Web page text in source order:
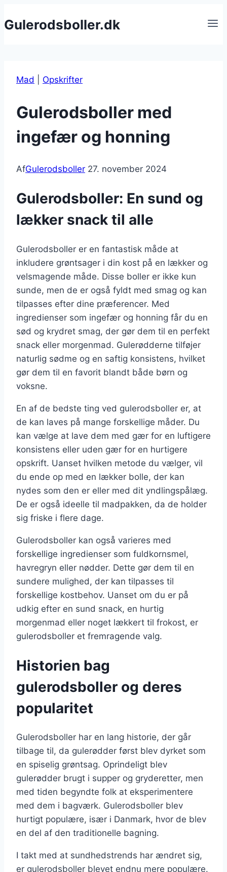
til
Gulerodsboller.dk
Mad Opskrifter
Gulerodsboller med
ingefær og honning
AfGulerodsboller 27. november 2024
Gulerodsboller: En sund og
lækker snack til alle
Gulerodsboller er en fantastisk måde at
inkludere grøntsager i din kost på en lækker og
velsmagende måde. Disse boller er ikke kun
sunde, men de er også fyldt med smag og kan
tilpasses efter dine præferencer. Med
ingredienser som ingefær og honning får du en
sød og krydret smag, der gør dem til en perfekt
snack eller morgenmad. Gulerødderne tilføjer
naturlig sødme og en saftig konsistens, hvilket
gør dem til en favorit blandt både børn og
voksne.
En af de bedste ting ved gulerodsboller er, at
de kan laves på mange forskellige måder. Du
kan vælge at lave dem med gær for en luftigere
konsistens eller uden gær for en hurtigere
opskrift. Uanset hvilken metode du vælger, vil
du ende op med en lækker bolle, der kan
nydes som den er eller med dit yndlingspålæg.
De er også ideelle til madpakken, da de holder
sig friske i flere dage.
Gulerodsboller kan også varieres med
forskellige ingredienser som fuldkornsmel,
havregryn eller nødder. Dette gør dem til en
sundere mulighed, der kan tilpasses til
forskellige kostbehov. Uanset om du er på
udkig efter en sund snack, en hurtig
morgenmad eller noget lækkert til frokost, er
gulerodsboller et fremragende valg.
Historien bag
gulerodsboller og deres
popularitet
Gulerodsboller har en lang historie, der går
tilbage til, da gulerødder først blev dyrket som
en spiselig grøntsag. Oprindeligt blev
gulerødder brugt i supper og gryderetter, men
med tiden begyndte folk at eksperimentere
med dem i bagværk. Gulerodsboller blev
hurtigt populære, især i Danmark, hvor de blev
en del af den traditionelle bagning.
I takt med at sundhedstrends har ændret sig,
er gulerodsboller blevet endnu mere populære.